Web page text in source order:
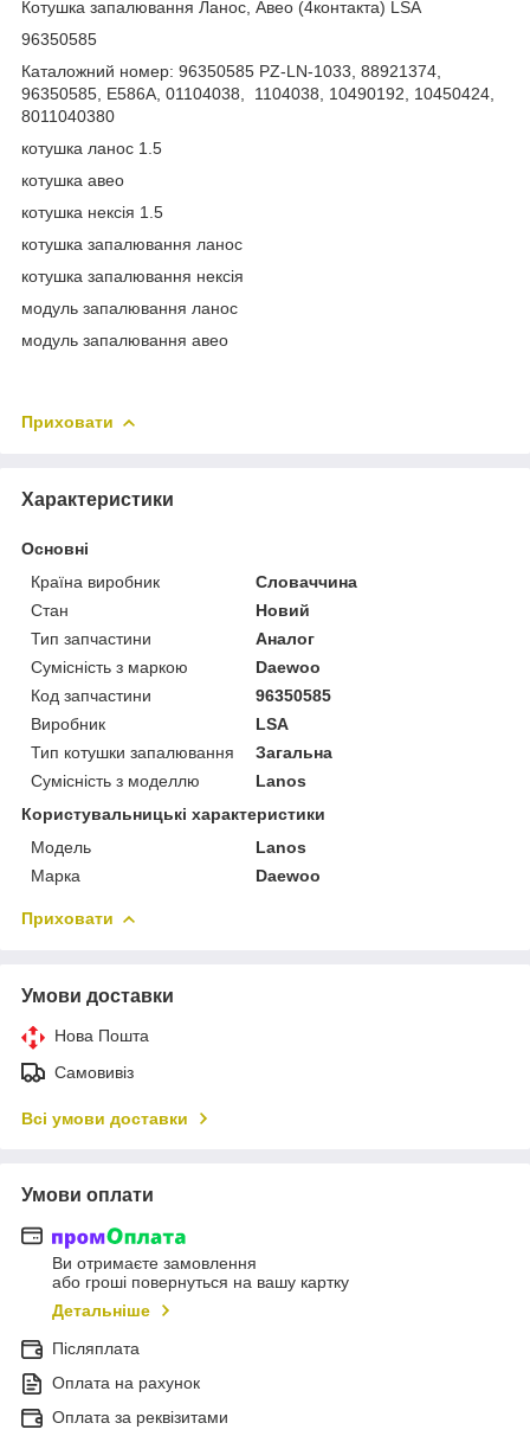
Котушка запалювання Ланос, Авео (4контакта) LSA
96350585
Каталожний номер: 96350585 PZ-LN-1033, 88921374,
96350585, E586A, 01104038, 1104038, 10490192, 10450424,
8011040380
котушка ланос 1.5
котушка авео
котушка нексія 1.5
котушка запалювання ланос
котушка запалювання нексія
модуль запалювання ланос
модуль запалювання авео
Приховати
Характеристики
Основні
Країна виробник
Словаччина
Стан
Новий
Тип запчастини
Аналог
Сумісність з маркою
Daewoo
Код запчастини
96350585
Виробник
LSA
Тип котушки запалювання
Загальна
Сумісність з моделлю
Lanos
Користувальницькі характеристики
Модель
Lanos
Марка
Daewoo
Приховати
Умови доставки
Нова Пошта
Самовивіз
Всі умови доставки
Умови оплати
Ви отримаєте замовлення
або гроші повернуться на вашу картку
Детальніше
Післяплата
Оплата на рахунок
Оплата за реквізитами